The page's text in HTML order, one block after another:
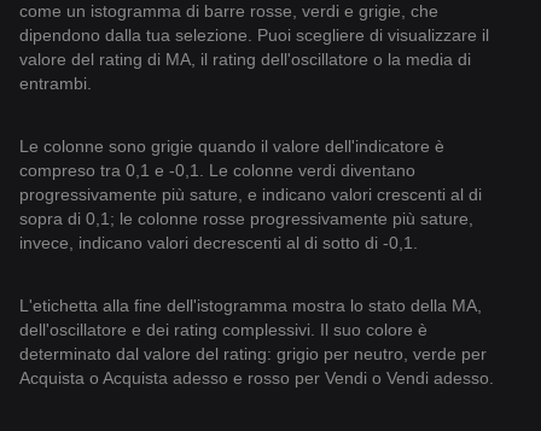
come un istogramma di barre rosse, verdi e grigie, che
dipendono dalla tua selezione. Puoi scegliere di visualizzare il
valore del rating di MA, il rating dell'oscillatore o la media di
entrambi.
Le colonne sono grigie quando il valore dell'indicatore è
compreso tra 0,1 e -0,1. Le colonne verdi diventano
progressivamente più sature, e indicano valori crescenti al di
sopra di 0,1; le colonne rosse progressivamente più sature,
invece, indicano valori decrescenti al di sotto di -0,1.
L'etichetta alla fine dell'istogramma mostra lo stato della MA,
dell'oscillatore e dei rating complessivi. Il suo colore è
determinato dal valore del rating: grigio per neutro, verde per
Acquista o Acquista adesso e rosso per Vendi o Vendi adesso.